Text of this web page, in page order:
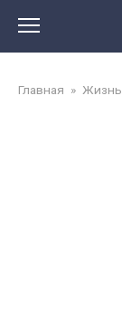
змісту
Главная » Жизнь